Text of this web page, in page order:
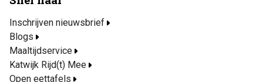
Inschrijven nieuwsbrief
Blogs
Maaltijdservice
Katwijk Rijd(t) Mee
Open eettafels